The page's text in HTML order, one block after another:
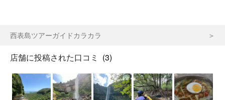
西表島ツアーガイドカラカラ
店舗に投稿された口コミ (3)